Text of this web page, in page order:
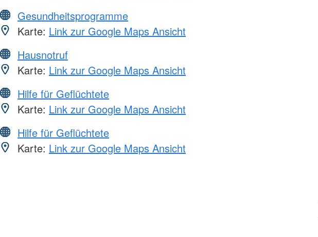
Gesundheitsprogramme
Karte: Link zur Google Maps Ansicht
Hausnotruf
Karte: Link zur Google Maps Ansicht
Hilfe für Geflüchtete
Karte: Link zur Google Maps Ansicht
Hilfe für Geflüchtete
Karte: Link zur Google Maps Ansicht